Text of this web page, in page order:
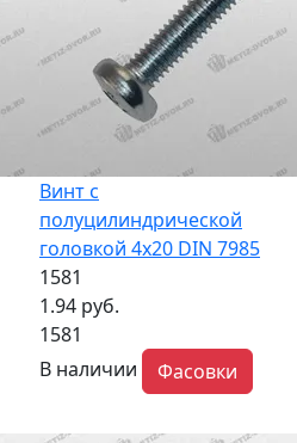
Винт с
полуцилиндрической
головкой 4x20 DIN 7985
1581
1.94 руб.
1581
В наличии
Фасовки